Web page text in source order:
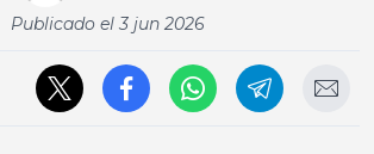
Publicado el 3 jun 2026